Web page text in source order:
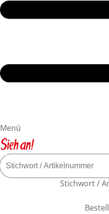
Menü
Stichwort /